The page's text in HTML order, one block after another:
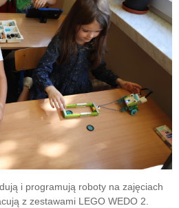
i programują roboty na zajęciach
z zestawami LEGO WEDO 2.